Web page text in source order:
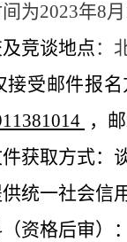
为2023年8
竞谈地点 ：
接受邮件报
，邮
获取方式：
统一社会信
资格后审）：